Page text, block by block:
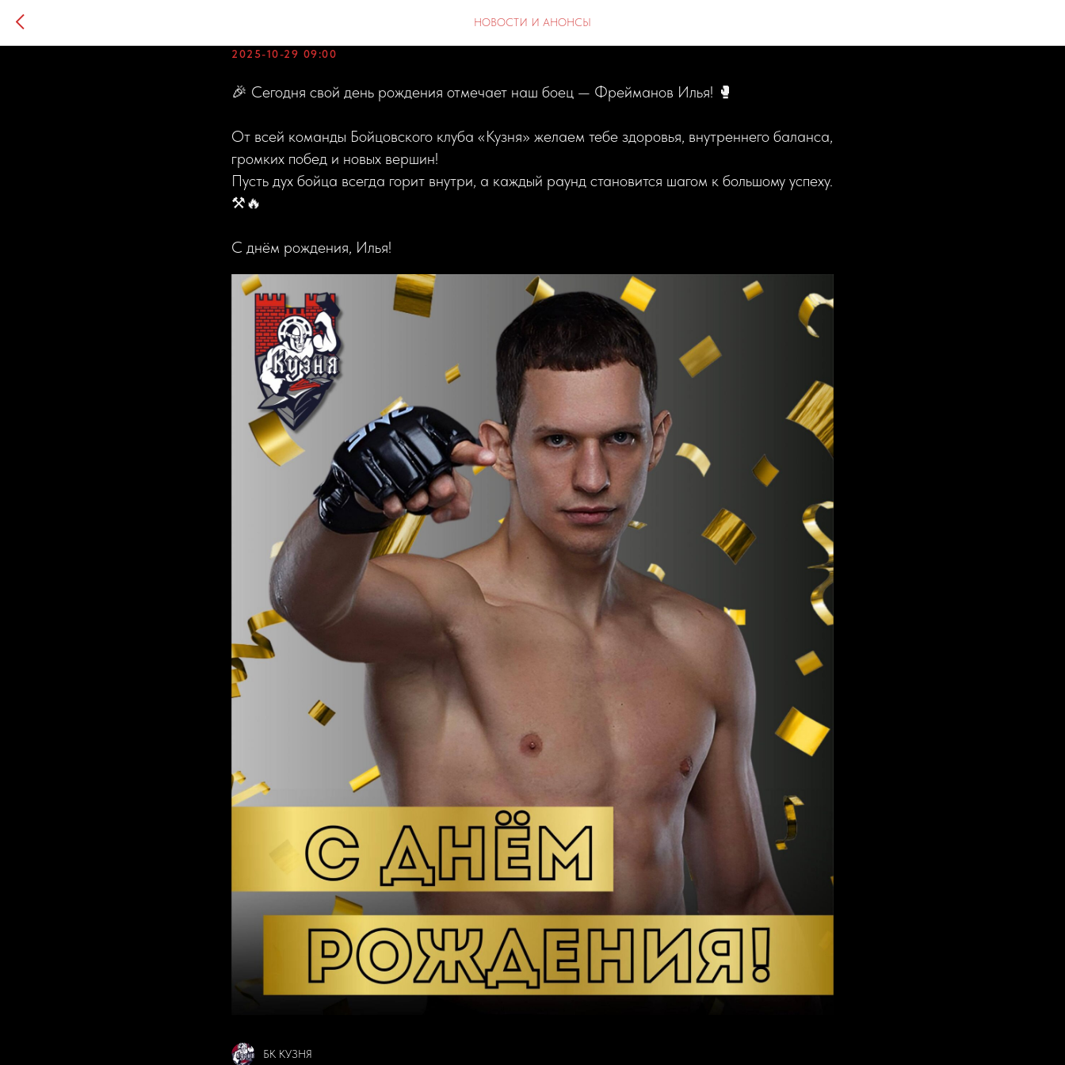
НОВОСТИ И АНОНСЫ
🎉 С ДНЁМ РОЖДЕНИЯ!
2025-10-29 09:00
🎉 Сегодня свой день рождения отмечает наш боец — Фрейманов Илья! 🥊
От всей команды Бойцовского клуба «Кузня» желаем тебе здоровья, внутреннего баланса,
громких побед и новых вершин!
Пусть дух бойца всегда горит внутри, а каждый раунд становится шагом к большому успеху.
⚒️🔥
С днём рождения, Илья!
БК КУЗНЯ